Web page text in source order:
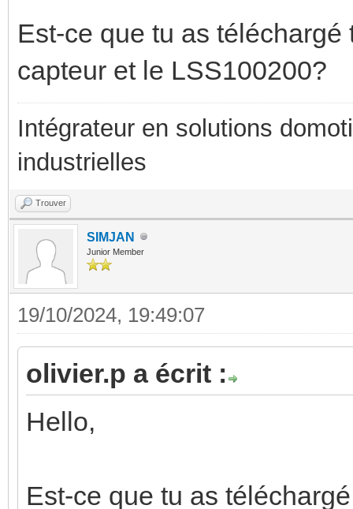
Est-ce que tu as
capteur et le LSS100200?
Intégrateur en solutions
industrielles
Trouver
SIMJAN
Junior Member
19/10/2024, 19:49:07
olivier.p a écrit :
Hello,
Est-ce que tu as